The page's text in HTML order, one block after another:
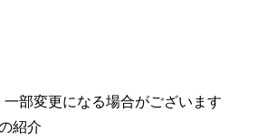
部変更になる場合がございます
紹介